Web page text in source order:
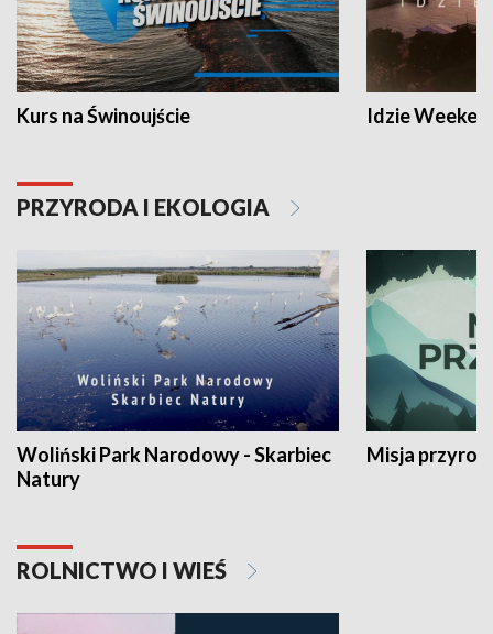
Kurs na Świnoujście Idzie
PRZYRODA I EKOLOGIA
Woliński Park Narodowy - Skarbiec
Natury
Misja
ROLNICTWO I WIEŚ